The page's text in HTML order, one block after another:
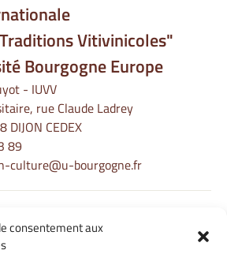
consentement aux
Vitivinicoles"
Bourgogne Europe
- IUVV
rue Claude Ladrey
CEDEX
89
culture@u-bourgogne.fr
Légales